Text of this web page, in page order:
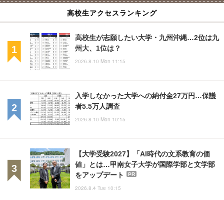
高校生アクセスランキング
高校生が志願したい大学・九州沖縄…2位は九
州大、1位は？
2026.8.10 Mon 11:15
入学しなかった大学への納付金27万円…保護
者5.5万人調査
2026.8.10 Mon 10:15
【大学受験2027】「AI時代の文系教育の価
値」とは…甲南女子大学が国際学部と文学部
をアップデート
PR
2026.8.4 Tue 10:15